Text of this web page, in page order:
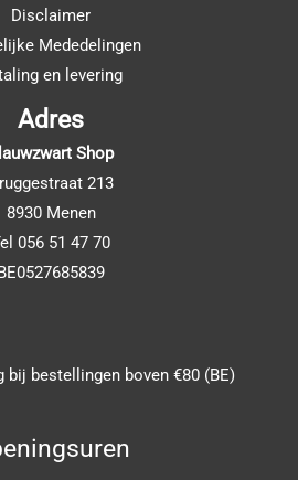
Disclaimer
Mededelingen
en levering
Adres
Shop
213
8930 Menen
056 51 47 70
bij bestellingen boven €80 (BE)